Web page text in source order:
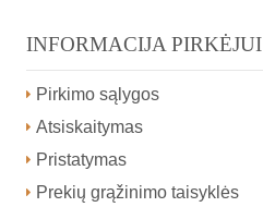
INFORMACIJA PIRKĖJUI
Pirkimo sąlygos
Atsiskaitymas
Pristatymas
Prekių grąžinimo taisyklės